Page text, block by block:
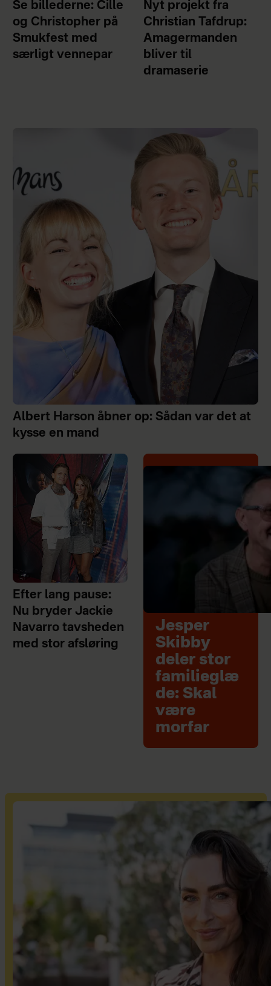
Se billederne: Cille
og Christopher på
Smukfest med
særligt vennepar
Nyt projekt fra
Christian Tafdrup:
Amagermanden
bliver til
dramaserie
Albert Harson åbner op: Sådan var det at
kysse en mand
Efter lang pause:
Nu bryder Jackie
Navarro tavsheden
med stor afsløring
Jesper
Skibby
deler stor
familieglæ
de: Skal
være
morfar